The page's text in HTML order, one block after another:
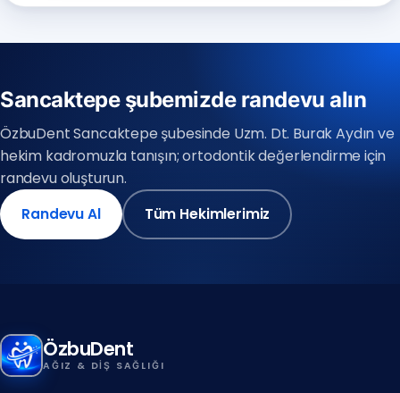
Sancaktepe şubemizde randevu alın
ÖzbuDent Sancaktepe şubesinde Uzm. Dt. Burak Aydın ve
hekim kadromuzla tanışın; ortodontik değerlendirme için
randevu oluşturun.
Randevu Al Tüm Hekimlerimiz
ÖzbuDent
AĞIZ & DIŞ SAĞLIĞI